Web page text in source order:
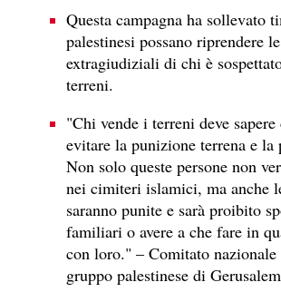
Questa campagna ha sollevato
palestinesi possano riprendere
extragiudiziali di chi è
terreni.
"Chi vende i terreni deve
evitare la punizione terrena e la
Non solo queste persone non
nei cimiteri islamici, ma anche
saranno punite e sarà proibito
familiari o avere a che fare in
con loro." – Comitato
gruppo palestinese di